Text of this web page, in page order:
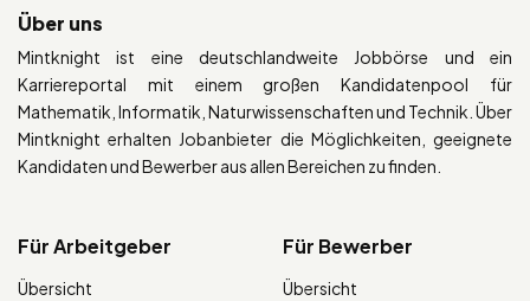
Über uns
Mintknight ist eine deutschlandweite Jobbörse und ein
Karriereportal mit einem großen Kandidatenpool für
Mathematik, Informatik, Naturwissenschaften und Technik. Über
Mintknight erhalten Jobanbieter die Möglichkeiten, geeignete
Kandidaten und Bewerber aus allen Bereichen zu finden.
Für Arbeitgeber
Übersicht
Für Bewerber
Übersicht